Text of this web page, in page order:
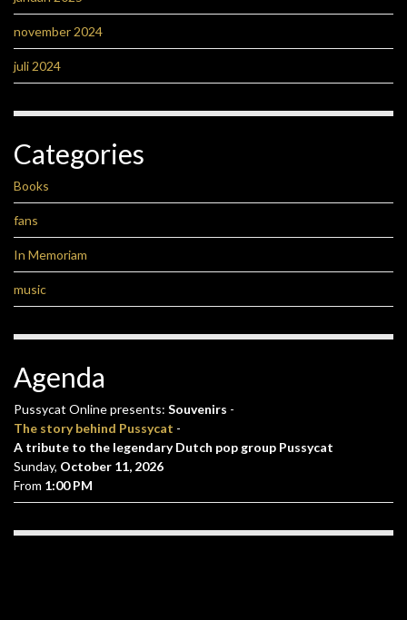
november 2024
juli 2024
Categories
Books
fans
In Memoriam
music
Agenda
Pussycat Online presents: Souvenirs -
The story behind Pussycat -
A tribute to the legendary Dutch pop group Pussycat
Sunday, October 11, 2026
From 1:00 PM